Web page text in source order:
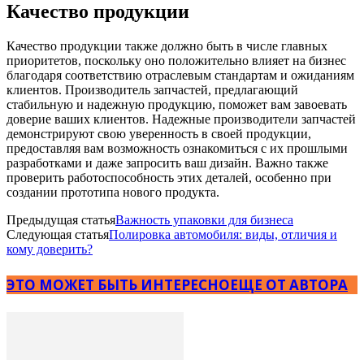
Качество продукции
Качество продукции также должно быть в числе главных
приоритетов, поскольку оно положительно влияет на бизнес
благодаря соответствию отраслевым стандартам и ожиданиям
клиентов. Производитель запчастей, предлагающий
стабильную и надежную продукцию, поможет вам завоевать
доверие ваших клиентов. Надежные производители запчастей
демонстрируют свою уверенность в своей продукции,
предоставляя вам возможность ознакомиться с их прошлыми
разработками и даже запросить ваш дизайн. Важно также
проверить работоспособность этих деталей, особенно при
создании прототипа нового продукта.
Предыдущая статьяВажность упаковки для бизнеса
Следующая статьяПолировка автомобиля: виды, отличия и
кому доверить?
ЭТО МОЖЕТ БЫТЬ ИНТЕРЕСНОЕЩЕ ОТ АВТОРА